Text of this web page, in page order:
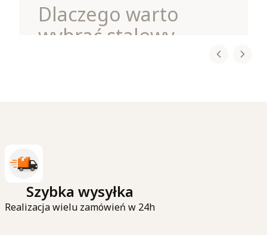
Dlaczego warto
wybrać stalowy
wieszak na spodnie?
Szybka wysyłka
Realizacja wielu zamówień w 24h